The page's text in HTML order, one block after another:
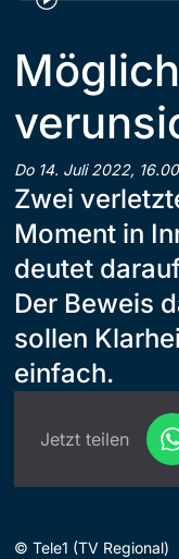
Do 14. Juli 2022,
Zwei
Moment in
deutet
Der Beweis
sollen
einfach.
Jetzt teilen
© Tele1 (TV Regional)